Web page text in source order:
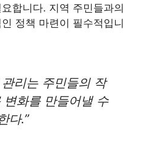
합니다. 지역 주민들과의
정책 마련이 필수적입니
리는 주민들의 작
화를 만들어낼 수
다.”